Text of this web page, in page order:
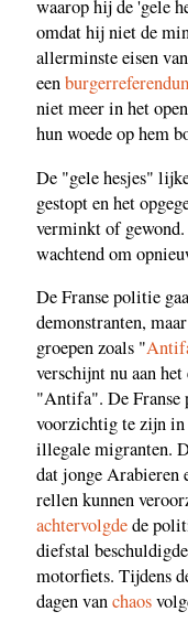
waarop hij de 'gele
omdat hij niet de
allerminste eisen
een
niet meer in het
hun woede op hem
De "gele hesjes"
gestopt en het
verminkt of gewond.
wachtend om
De Franse politie
demonstranten,
groepen zoals "
verschijnt nu aan
"Antifa". De
voorzichtig te zijn in
illegale migranten.
dat jonge Arabieren
rellen kunnen
achtervolgdede
diefstal
motorfiets. Tijdens
dagen vanchaos